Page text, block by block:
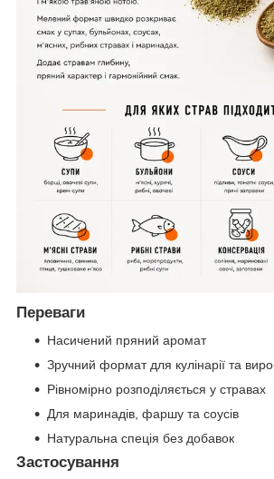
Переваги
Насичений пряний аромат
Зручний формат для кулінарії та
Рівномірно розподіляється у стравах
Для маринадів, фаршу та соусів
Натуральна спеція без добавок
Застосування